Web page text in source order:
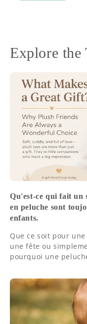
t
Explore the
Qu'est-ce qui fait un
en peluche sont
enfants.
Que ce soit pour
une fête ou
pourquoi une